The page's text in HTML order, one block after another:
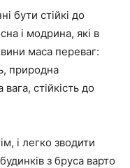
бути стійкі до
і модрина, які в
маса переваг:
природна
стійкість до
і легко зводити
з бруса варто